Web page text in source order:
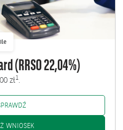
(RRSO 22,04%)
zł1.
MASTERCARD STANDARD
WNIOSEK